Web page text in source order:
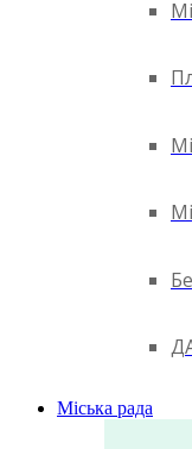
Міська рада